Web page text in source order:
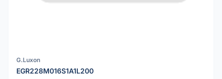
G.Luxon
EGR228M016S1A1L200